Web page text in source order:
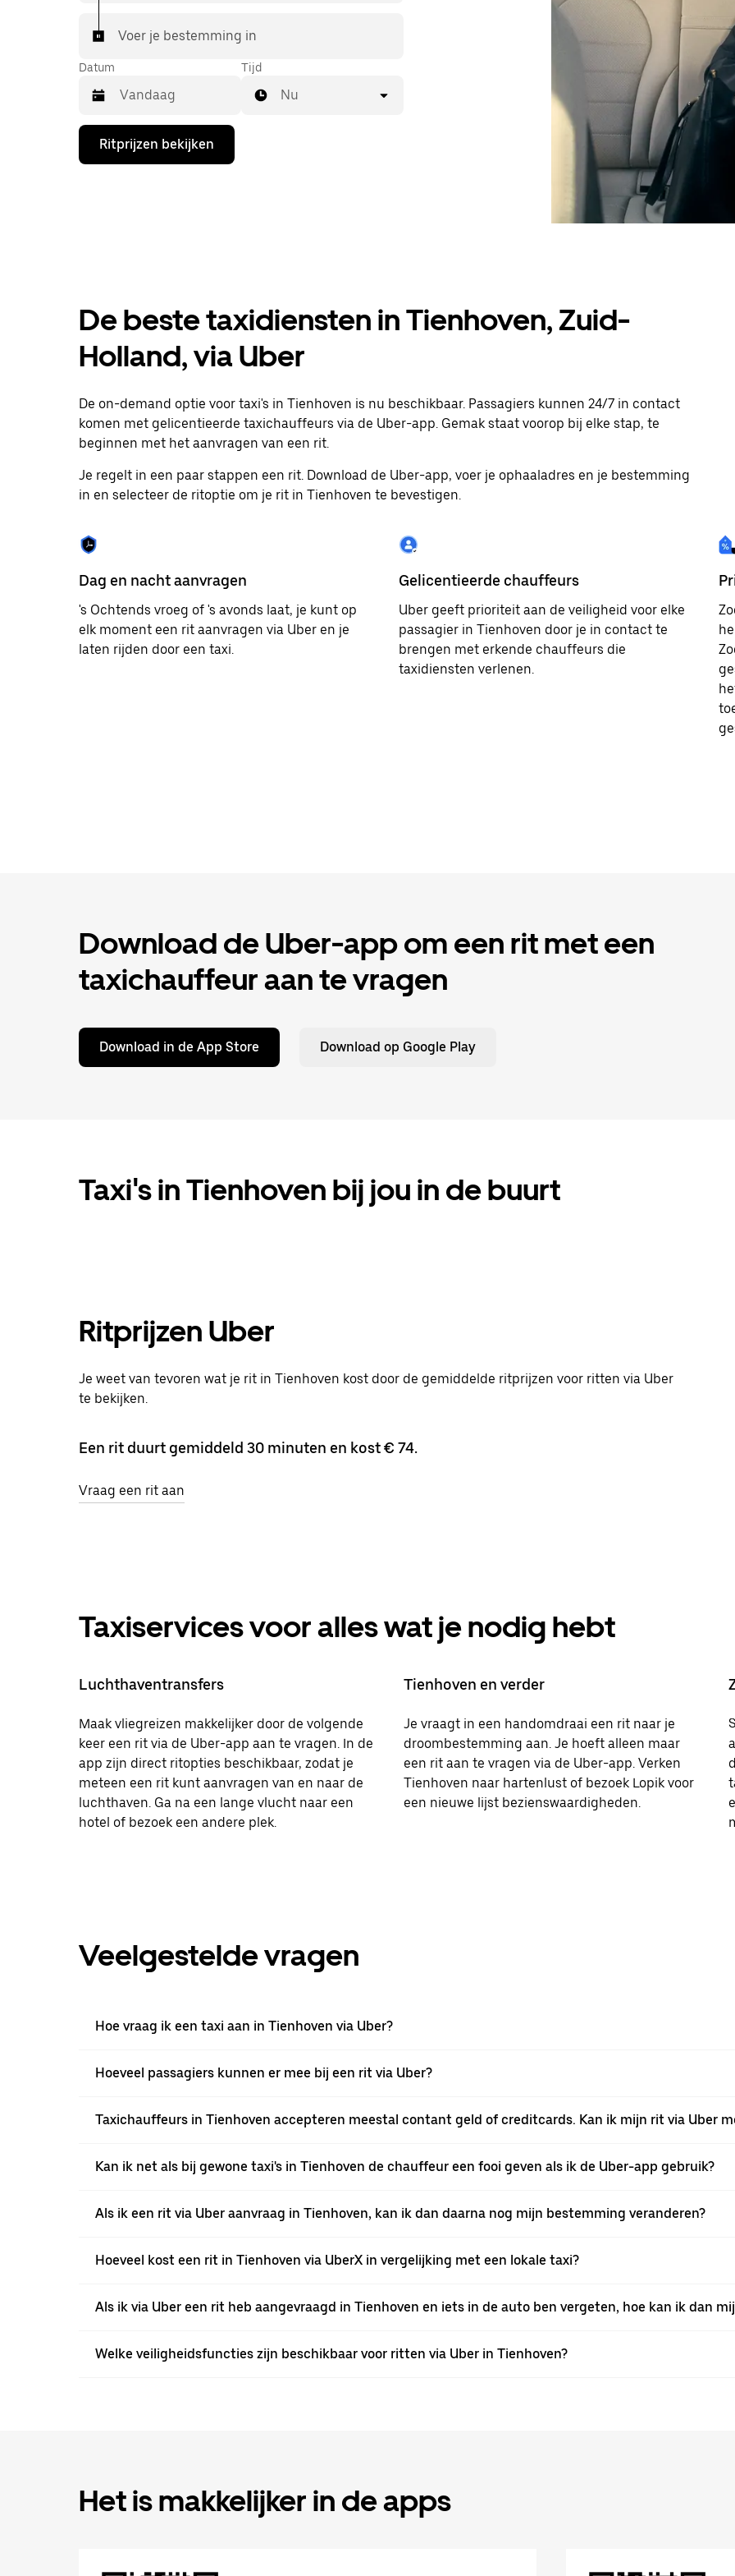
Voer je bestemming in
Datum
Druk
de
datum
te
Druk
om
de
agenda
te
Tijd
Nu
Ritprijzen bekijken
De beste taxidiensten in Tienhoven, Zuid-
Holland, via Uber
De on-demand optie voor taxi's in Tienhoven is nu beschikbaar. Passagiers kunnen 24/7 in contact
komen met gelicentieerde taxichauffeurs via de Uber-app. Gemak staat voorop bij elke stap, te
beginnen met het aanvragen van een rit.
Je regelt in een paar stappen een rit. Download de Uber-app, voer je ophaaladres en je bestemming
in en selecteer de ritoptie om je rit in Tienhoven te bevestigen.
Dag en nacht aanvragen
's Ochtends vroeg of 's avonds laat, je kunt op
elk moment een rit aanvragen via Uber en je
laten rijden door een taxi.
Gelicentieerde chauffeurs
Uber geeft prioriteit aan de veiligheid voor elke
passagier in Tienhoven door je in contact te
brengen met erkende chauffeurs die
taxidiensten verlenen.
Download de Uber-app om een rit met een
taxichauffeur aan te vragen
Download in de App Store Download op Google Play
Taxi's in Tienhoven bij jou in de buurt
Ritprijzen Uber
Je weet van tevoren wat je rit in Tienhoven kost door de gemiddelde ritprijzen voor ritten via Uber
te bekijken.
Een rit duurt gemiddeld 30 minuten en kost € 74.
Vraag een rit aan
Taxiservices voor alles wat je nodig hebt
Luchthaventransfers
Maak vliegreizen makkelijker door de volgende
keer een rit via de Uber-app aan te vragen. In de
app zijn direct ritopties beschikbaar, zodat je
meteen een rit kunt aanvragen van en naar de
luchthaven. Ga na een lange vlucht naar een
hotel of bezoek een andere plek.
Tienhoven en verder
Je vraagt in een handomdraai een rit naar je
droombestemming aan. Je hoeft alleen maar
een rit aan te vragen via de Uber-app. Verken
Tienhoven naar hartenlust of bezoek Lopik voor
een nieuwe lijst bezienswaardigheden.
Veelgestelde vragen
Hoe vraag ik een taxi aan in Tienhoven via Uber?
Hoeveel passagiers kunnen er mee bij een rit via Uber?
Taxichauffeurs in Tienhoven accepteren meestal contant geld of creditcards. Kan ik mijn rit via Uber
Kan ik net als bij gewone taxi's in Tienhoven de chauffeur een fooi geven als ik de Uber-app gebruik?
Als ik een rit via Uber aanvraag in Tienhoven, kan ik dan daarna nog mijn bestemming veranderen?
Hoeveel kost een rit in Tienhoven via UberX in vergelijking met een lokale taxi?
Als ik via Uber een rit heb aangevraagd in Tienhoven en iets in de auto ben vergeten, hoe kan ik dan
Welke veiligheidsfuncties zijn beschikbaar voor ritten via Uber in Tienhoven?
Het is makkelijker in de apps